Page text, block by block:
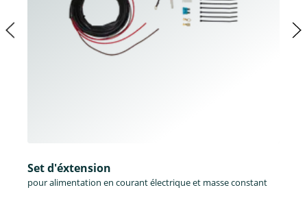
Set d'éxtension
pour alimentation en courant électrique et masse constant